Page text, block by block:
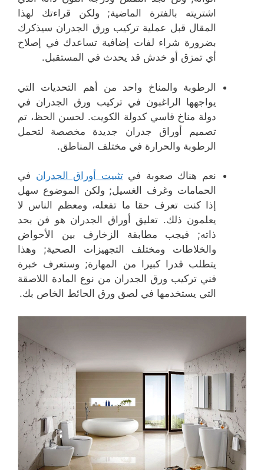
اشتريته بالفترة الماضية; ولكن قراءتك لهذا
المقال قبل عملية تركيب ورق الجدران سيذكرك
بضرورة شراء لفات إضافية تساعدك في إصلاح
أي تمزق أو خدش قد يحدث في المستقبل.
الرطوبة والمناخ واحد من أهم التحديات التي
يواجهها الراغبون في تركيب ورق الجدران في
دولة مناخ قاسي كدولة الكويت. لحسن الحظ، تم
تصميم أوراق جدران جديدة مخصصة لتحمل
الرطوبة والحرارة في مختلف المناطق.
نعم هناك صعوبة فيتثبيت أوراق الجدران في
الحمامات وغرف الغسيل; ولكن الموضوع سهل
إذا كنت تعرف حقا ما تفعله، ومعظم الناس لا
يعلمون ذلك. تعليق أوراق الجدران هو فن بحد
ذاته; فيجب مطابقة الزخارف بين الأحواض
والخلاطات ومختلف التجهيزات الصحية; وهذا
يتطلب قدرا كبيرا من المهارة; وستعرف خبرة
فني تركيب ورق الجدران من نوع المادة اللاصقة
التي يستخدمها في لصق ورق الحائط الخاص بك.